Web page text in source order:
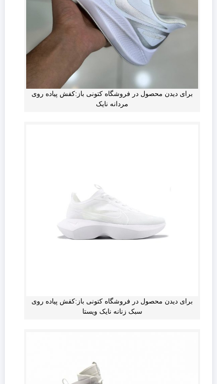
برای دیدن محصول در فروشگاه کتونی باز:کفش پیاده روی
مردانه نایک
برای دیدن محصول در فروشگاه کتونی باز:کفش پیاده روی
سبک زنانه نایک ویستا